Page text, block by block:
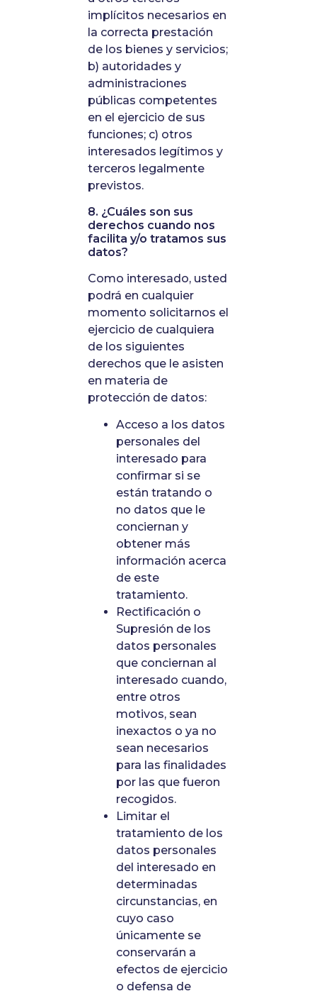
implícitos necesarios en
la correcta prestación
de los bienes y servicios;
b) autoridades y
administraciones
públicas competentes
en el ejercicio de sus
funciones; c) otros
interesados legítimos y
terceros legalmente
previstos.
8. ¿Cuáles son sus
derechos cuando nos
facilita y/o tratamos sus
datos?
Como interesado, usted
podrá en cualquier
momento solicitarnos el
ejercicio de cualquiera
de los siguientes
derechos que le asisten
en materia de
protección de datos:
Acceso a los datos
personales del
interesado para
confirmar si se
están tratando o
no datos que le
conciernan y
obtener más
información acerca
de este
tratamiento.
Rectificación o
Supresión de los
datos personales
que conciernan al
interesado cuando,
entre otros
motivos, sean
inexactos o ya no
sean necesarios
para las finalidades
por las que fueron
recogidos.
Limitar el
tratamiento de los
datos personales
del interesado en
determinadas
circunstancias, en
cuyo caso
únicamente se
conservarán a
efectos de ejercicio
o defensa de